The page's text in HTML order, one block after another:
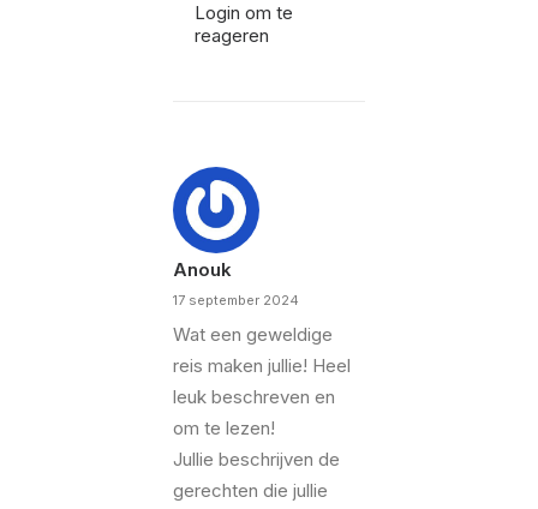
Login om te
reageren
Anouk
17 september 2024
Wat een geweldige
reis maken jullie! Heel
leuk beschreven en
om te lezen!
Jullie beschrijven de
gerechten die jullie